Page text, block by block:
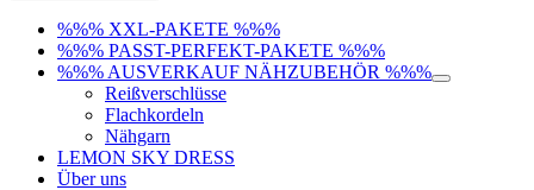
%%% XXL-PAKETE %%%
%%% PASST-PERFEKT-PAKETE %%%
%%% AUSVERKAUF NÄHZUBEHÖR %%%
Reißverschlüsse
Flachkordeln
Nähgarn
LEMON SKY DRESS
Über uns